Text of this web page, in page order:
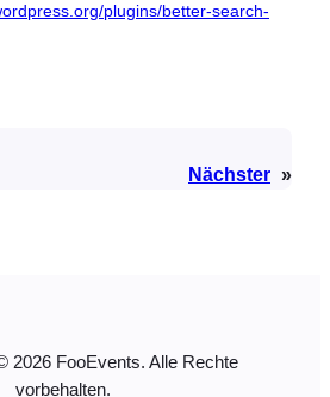
plugins/better-search-
Nächster »
2026 FooEvents. Alle Rechte
vorbehalten.